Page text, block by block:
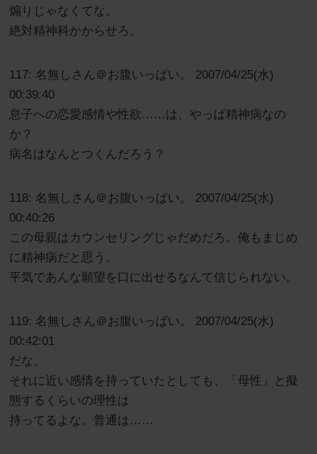
煽りじゃなくてな。
絶対精神科かからせろ。
117: 名無しさん＠お腹いっぱい。 2007/04/25(水)
00:39:40
息子への恋愛感情や性欲……は、やっぱ精神病なの
か？
病名はなんとつくんだろう？
118: 名無しさん＠お腹いっぱい。 2007/04/25(水)
00:40:26
この母親はカウンセリングじゃだめだろ。俺もまじめ
に精神病だと思う。
平気であんな願望を口に出せるなんて信じられない。
119: 名無しさん＠お腹いっぱい。 2007/04/25(水)
00:42:01
だな。
それに近い感情を持っていたとしても、「母性」と擬
態するくらいの理性は
持ってるよな。普通は……